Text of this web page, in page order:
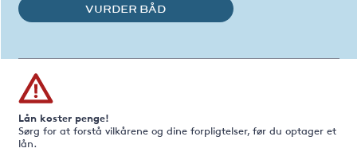
VURDER BÅD
Lån koster penge!
Sørg for at forstå vilkårene og dine forpligtelser, før du optager et
lån.